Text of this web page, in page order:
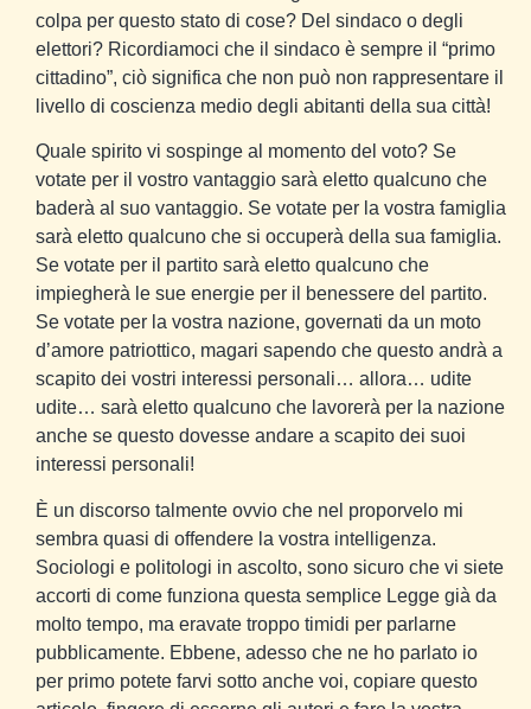
colpa per questo stato di cose? Del sindaco o degli
elettori? Ricordiamoci che il sindaco è sempre il “primo
cittadino”, ciò significa che non può non rappresentare il
livello di coscienza medio degli abitanti della sua città!
Quale spirito vi sospinge al momento del voto? Se
votate per il vostro vantaggio sarà eletto qualcuno che
baderà al suo vantaggio. Se votate per la vostra famiglia
sarà eletto qualcuno che si occuperà della sua famiglia.
Se votate per il partito sarà eletto qualcuno che
impiegherà le sue energie per il benessere del partito.
Se votate per la vostra nazione, governati da un moto
d’amore patriottico, magari sapendo che questo andrà a
scapito dei vostri interessi personali… allora… udite
udite… sarà eletto qualcuno che lavorerà per la nazione
anche se questo dovesse andare a scapito dei suoi
interessi personali!
È un discorso talmente ovvio che nel proporvelo mi
sembra quasi di offendere la vostra intelligenza.
Sociologi e politologi in ascolto, sono sicuro che vi siete
accorti di come funziona questa semplice Legge già da
molto tempo, ma eravate troppo timidi per parlarne
pubblicamente. Ebbene, adesso che ne ho parlato io
per primo potete farvi sotto anche voi, copiare questo